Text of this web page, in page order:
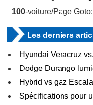
100-voiture/Page Goto:
Les derniers
Hyundai Veracruz
Dodge Durango
Hybrid vs gaz
Spécifications pour